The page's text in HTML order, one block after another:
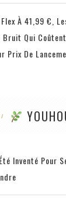
Flex À 41,99 €,
Bruit Qui
Prix De
Inventé Pour